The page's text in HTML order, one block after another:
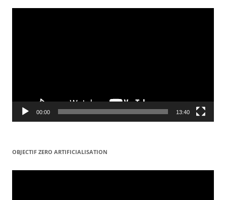
Lecteur
00:00 13:40
OBJECTIF ZERO ARTIFICIALISATION
Lecteur